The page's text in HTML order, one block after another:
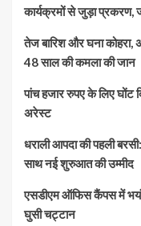
कार्यक्रमों से जुड़ा प्रकरण,
तेज बारिश और घना कोहरा,
48 साल की कमला की जान
पांच हजार रुपए के लिए घोंट
अरेस्ट
धराली आपदा की पहली
साथ नई शुरुआत की उम्मीद
एसडीएम ऑफिस कैंपस में
घुसी चट्टान